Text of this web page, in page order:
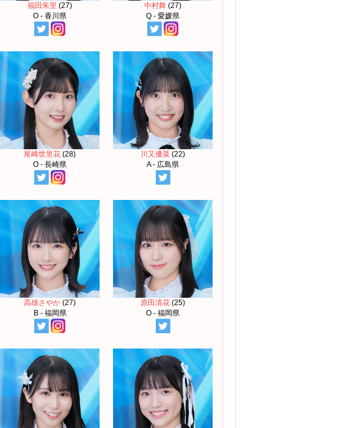
福田朱里 (27)
O - 香川県
中村舞 (27)
Q - 愛媛県
尾崎世里花(28)
O - 長崎県
川又優菜(22)
A - 広島県
高雄さやか(27)
B - 福岡県
原田清花(25)
O - 福岡県